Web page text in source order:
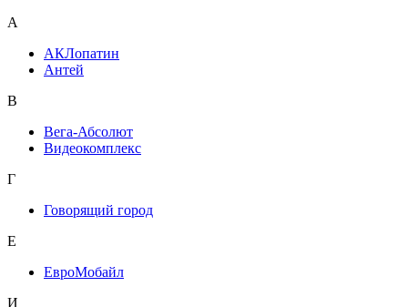
А
АКЛопатин
Антей
В
Вега-Абсолют
Видеокомплекс
Г
Говорящий город
Е
ЕвроМобайл
И